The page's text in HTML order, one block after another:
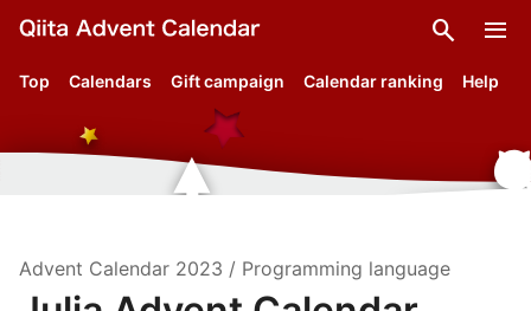
search menu
Top Calendars Gift campaign Calendar ranking Help
Advent Calendar 2023 / Programming language